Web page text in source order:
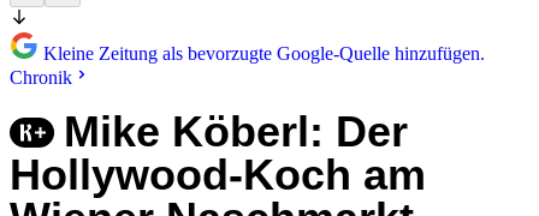
Kleine Zeitung als bevorzugte Google-Quelle hinzufügen.
Chronik
Mike Köberl: Der
Hollywood-Koch am